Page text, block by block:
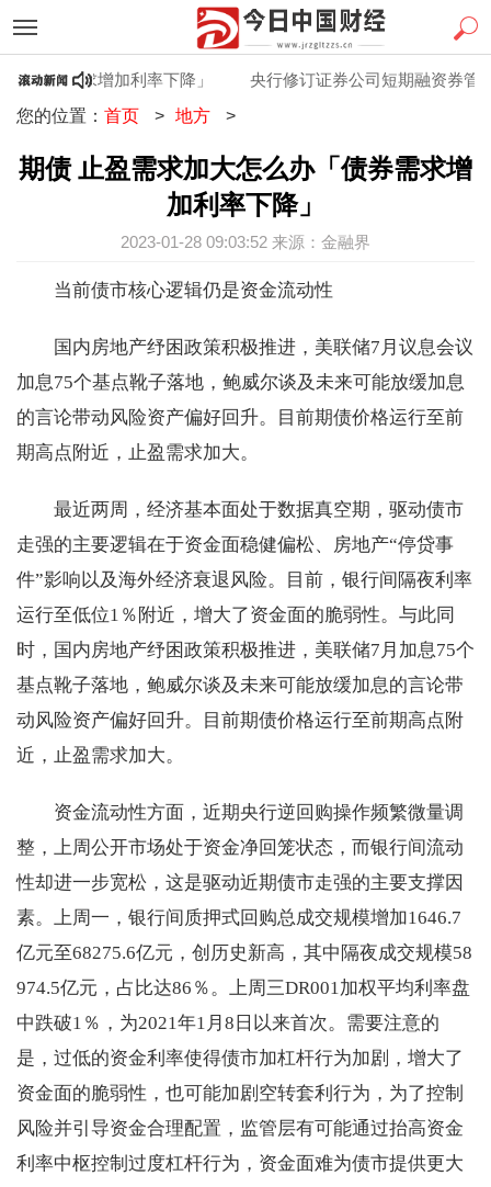
券需求增加利率下降」
央行修订证券公司短期融资券管理
您的位置： 首页 > 地方 >
期债 止盈需求加大怎么办「债券需求增
加利率下降」
2023-01-28 09:03:52 来源：金融界
当前债市核心逻辑仍是资金流动性
国内房地产纾困政策积极推进，美联储7月议息会议
加息75个基点靴子落地，鲍威尔谈及未来可能放缓加息
的言论带动风险资产偏好回升。目前期债价格运行至前
期高点附近，止盈需求加大。
最近两周，经济基本面处于数据真空期，驱动债市
走强的主要逻辑在于资金面稳健偏松、房地产“停贷事
件”影响以及海外经济衰退风险。目前，银行间隔夜利率
运行至低位1％附近，增大了资金面的脆弱性。与此同
时，国内房地产纾困政策积极推进，美联储7月加息75个
基点靴子落地，鲍威尔谈及未来可能放缓加息的言论带
动风险资产偏好回升。目前期债价格运行至前期高点附
近，止盈需求加大。
资金流动性方面，近期央行逆回购操作频繁微量调
整，上周公开市场处于资金净回笼状态，而银行间流动
性却进一步宽松，这是驱动近期债市走强的主要支撑因
素。上周一，银行间质押式回购总成交规模增加1646.7
亿元至68275.6亿元，创历史新高，其中隔夜成交规模58
974.5亿元，占比达86％。上周三DR001加权平均利率盘
中跌破1％，为2021年1月8日以来首次。需要注意的
是，过低的资金利率使得债市加杠杆行为加剧，增大了
资金面的脆弱性，也可能加剧空转套利行为，为了控制
风险并引导资金合理配置，监管层有可能通过抬高资金
利率中枢控制过度杠杆行为，资金面难为债市提供更大